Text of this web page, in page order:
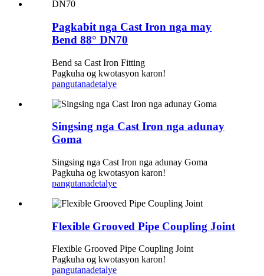
Pagkabit nga Cast Iron nga may
Bend 88° DN70
Bend sa Cast Iron Fitting
Pagkuha og kwotasyon karon!
pangutanadetalye
Singsing nga Cast Iron nga adunay
Goma
Singsing nga Cast Iron nga adunay Goma
Pagkuha og kwotasyon karon!
pangutanadetalye
Flexible Grooved Pipe Coupling Joint
Flexible Grooved Pipe Coupling Joint
Pagkuha og kwotasyon karon!
pangutanadetalye